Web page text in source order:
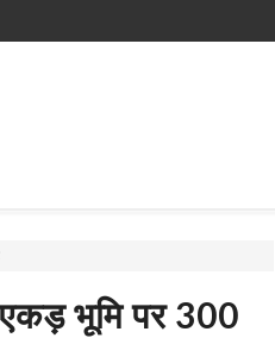
एकड़ भूमि पर 300